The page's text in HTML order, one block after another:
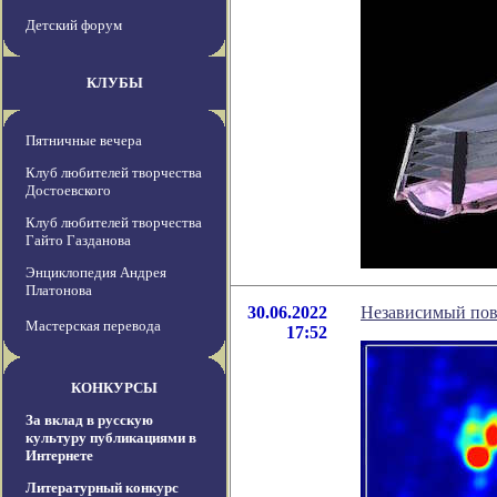
Детский форум
КЛУБЫ
Пятничные вечера
Клуб любителей творчества
Достоевского
Клуб любителей творчества
Гайто Газданова
Энциклопедия Андрея
Платонова
Мастерская перевода
КОНКУРСЫ
За вклад в русскую
культуру публикациями в
Интернете
Литературный конкурс
30.06.2022
17:52
Независимый